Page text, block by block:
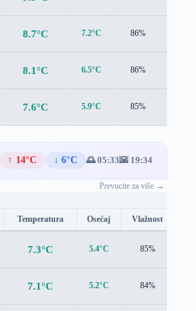
8.7°C 7.2°C 86%
8.1°C 6.5°C 86%
7.6°C 5.9°C 85%
↑ 14°C ↓ 6°C 🌅 05:33🌇 19:34
Prevucite za više →
Temperatura Osećaj Vlažnost
7.3°C 5.4°C 85%
7.1°C 5.2°C 84%